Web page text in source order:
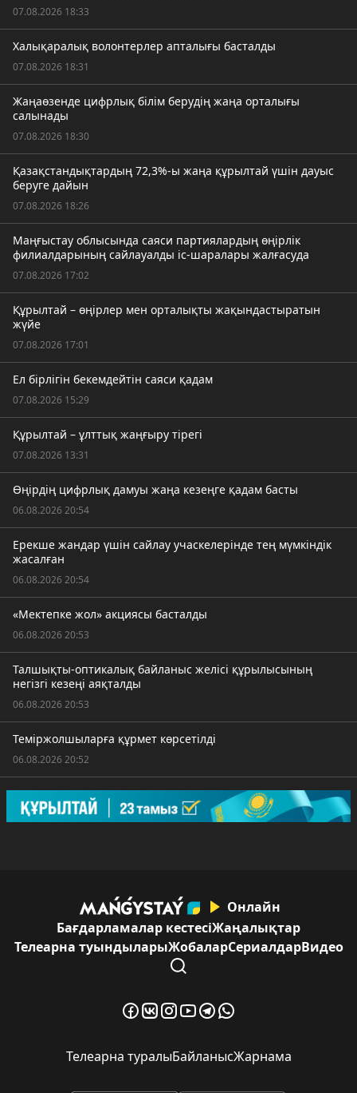
07.08.2026 18:33
Халықаралық волонтерлер апталығы басталды
07.08.2026 18:31
Жаңаөзенде цифрлық білім берудің жаңа орталығы
салынады
07.08.2026 18:30
Қазақстандықтардың 72,3%-ы жаңа құрылтай үшін дауыс
беруге дайын
07.08.2026 18:26
Маңғыстау облысында саяси партиялардың өңірлік
филиалдарының сайлауалды іс-шаралары жалғасуда
07.08.2026 17:02
Құрылтай – өңірлер мен орталықты жақындастыратын
жүйе
07.08.2026 17:01
Ел бірлігін бекемдейтін саяси қадам
07.08.2026 15:29
Құрылтай – ұлттық жаңғыру тірегі
07.08.2026 13:31
Өңірдің цифрлық дамуы жаңа кезеңге қадам басты
06.08.2026 20:54
Ерекше жандар үшін сайлау учаскелерінде тең мүмкіндік
жасалған
06.08.2026 20:54
«Мектепке жол» акциясы басталды
06.08.2026 20:53
Талшықты-оптикалық байланыс желісі құрылысының
негізгі кезеңі аяқталды
06.08.2026 20:53
Теміржолшыларға құрмет көрсетілді
06.08.2026 20:52
Онлайн
Бағдарламалар кестесіЖаңалықтар
Телеарна туындыларыЖобаларСериалдарВидео
Телеарна туралыБайланысЖарнама